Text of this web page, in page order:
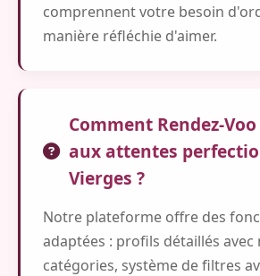
comprennent votre besoin
manière réfléchie d'aimer.
Comment Rendez-
aux attentes
Vierges ?
Notre plateforme offre des
adaptées : profils détaillés avec
catégories, système de filtres